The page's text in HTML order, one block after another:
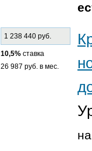
1 238 440 руб.
10,5% ставка
26 987 руб. в мес.